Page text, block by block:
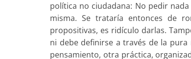
política no ciudadana: No pedir
misma. Se trataría entonces de
propositivas, es ridículo darlas.
ni debe definirse a través de la
pensamiento, otra práctica,